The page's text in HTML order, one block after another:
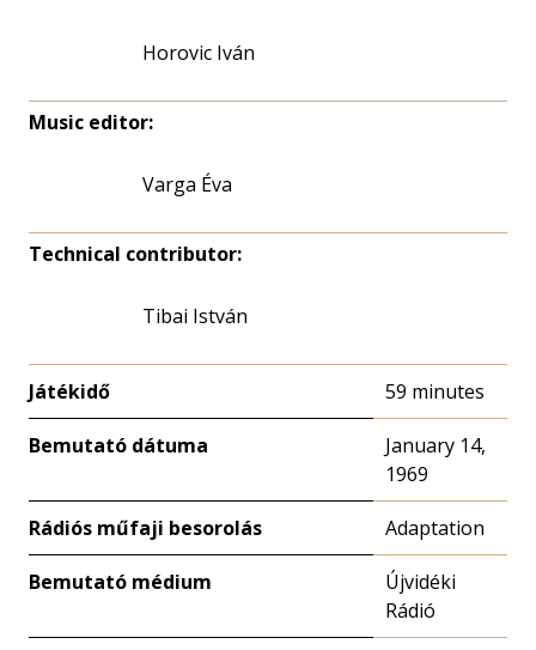
Horovic Iván
Music editor:
Varga Éva
Technical contributor:
Tibai István
Játékidő 59 minutes
Bemutató dátuma
January 14,
1969
Rádiós műfaji besorolás Adaptation
Bemutató médium
Újvidéki
Rádió